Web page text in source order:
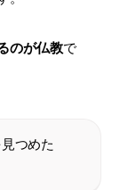
のが仏教で
つめた